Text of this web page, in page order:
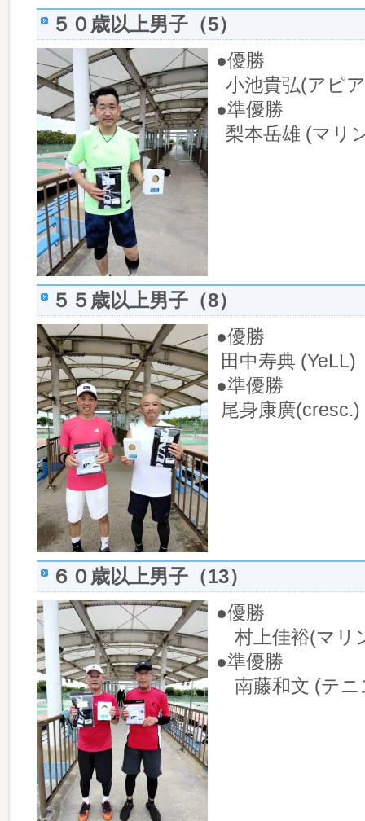
５０歳以上男子（5）
●優勝
小池貴弘(アピ
●準優勝
梨本岳雄 (マリ
５５歳以上男子（8）
●優勝
田中寿典
●準優勝
尾身康廣(cresc.)
６０歳以上男子（13）
●優勝
村上佳裕(マリ
●準優勝
南藤和文 (テ